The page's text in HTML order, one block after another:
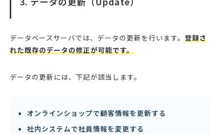
データベースサーバでは、データの更新を行います。 登録さ
れた既存のデータの修正が可能です。
データの更新には、下記が該当します。
オンラインショップで顧客情報を更新する
社内システムで社員情報を変更する